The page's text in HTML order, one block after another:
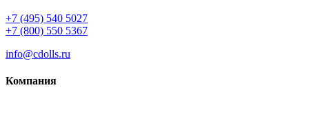
+7 (495) 540 5027
+7 (800) 550 5367
info@cdolls.ru
Компания